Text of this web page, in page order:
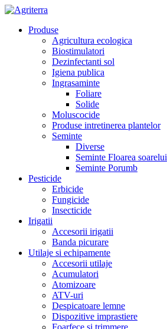
Produse
Agricultura ecologica
Biostimulatori
Dezinfectanti sol
Igiena publica
Ingrasaminte
Foliare
Solide
Moluscocide
Produse intretinerea plantelor
Seminte
Diverse
Seminte Floarea soarelui
Seminte Porumb
Pesticide
Erbicide
Fungicide
Insecticide
Irigatii
Accesorii irigatii
Banda picurare
Utilaje si echipamente
Accesorii utilaje
Acumulatori
Atomizoare
ATV-uri
Despicatoare lemne
Dispozitive imprastiere
Foarfece si trimmere